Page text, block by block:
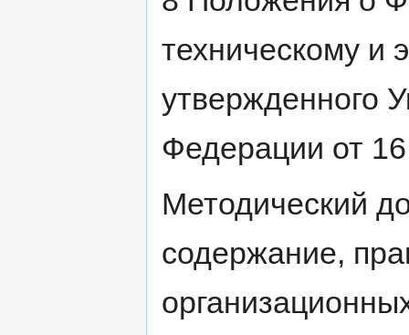
техническому и
утвержденного
Федерации от
Методический
содержание,